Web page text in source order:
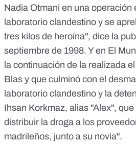
Nadia Otmani en una operación
laboratorio clandestino y se
tres kilos de heroína", dice la
septiembre de 1998. Y en El
la continuación de la realizada
Blas y que culminó con el
laboratorio clandestino y la
Ihsan Korkmaz, alias "Alex",
distribuir la droga a los
madrileños, junto a su novia".